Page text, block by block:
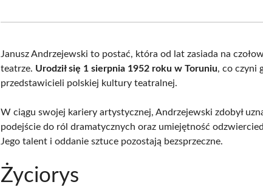
Janusz Andrzejewski to postać, która od lat zasiada na
teatrze. Urodził się 1 sierpnia 1952 roku w Toruniu, co czyni
przedstawicieli polskiej kultury teatralnej.
W ciągu swojej kariery artystycznej, Andrzejewski zdobył
podejście do ról dramatycznych oraz umiejętność
Jego talent i oddanie sztuce pozostają bezsprzeczne.
Życiorys